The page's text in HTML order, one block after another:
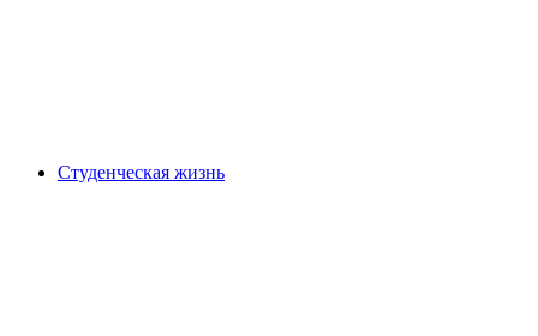
Студенческая жизнь